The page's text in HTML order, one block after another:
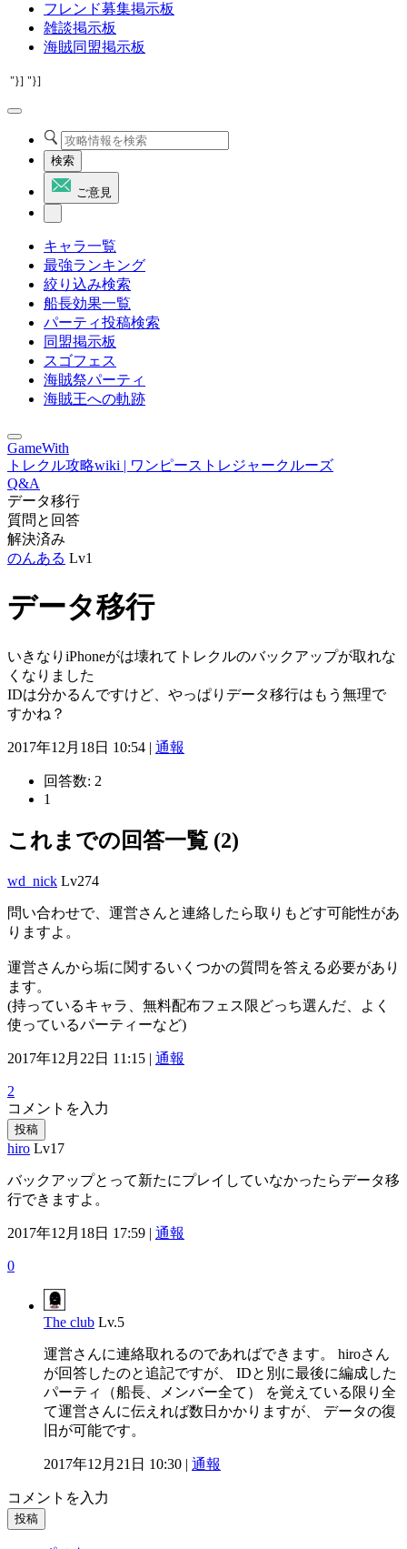
フレンド募集掲示板
雑談掲示板
海賊同盟掲示板
"}] "}]
検索
ご意見
キャラ一覧
最強ランキング
絞り込み検索
船長効果一覧
パーティ投稿検索
同盟掲示板
スゴフェス
海賊祭パーティ
海賊王への軌跡
GameWith
トレクル攻略wiki | ワンピーストレジャークルーズ
Q&A
データ移行
質問と回答
解決済み
のんある Lv1
データ移行
いきなりiPhoneがは壊れてトレクルのバックアップが取れな
くなりました
IDは分かるんですけど、やっぱりデータ移行はもう無理で
すかね？
2017年12月18日 10:54 | 通報
回答数: 2
1
これまでの回答一覧 (2)
wd_nick Lv274
問い合わせで、運営さんと連絡したら取りもどす可能性があ
りますよ。
運営さんから垢に関するいくつかの質問を答える必要があり
ます。
(持っているキャラ、無料配布フェス限どっち選んだ、よく
使っているパーティーなど)
2017年12月22日 11:15 | 通報
2
コメントを入力
投稿
hiro Lv17
バックアップとって新たにプレイしていなかったらデータ移
行できますよ。
2017年12月18日 17:59 | 通報
0
The club Lv.5
運営さんに連絡取れるのであればできます。 hiroさん
が回答したのと追記ですが、 IDと別に最後に編成した
パーティ（船長、メンバー全て） を覚えている限り全
て運営さんに伝えれば数日かかりますが、 データの復
旧が可能です。
2017年12月21日 10:30 | 通報
コメントを入力
投稿